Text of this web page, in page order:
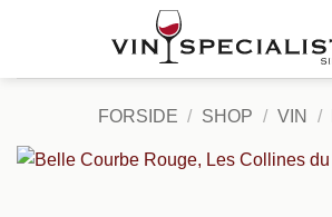
FORSIDE / SHOP / VIN /